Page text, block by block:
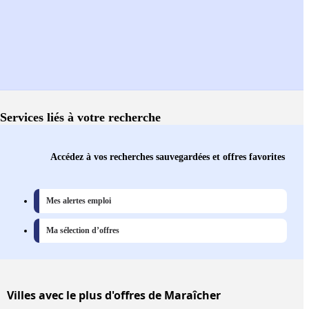
Services liés à votre recherche
Accédez à vos recherches sauvegardées et offres favorites
Mes alertes emploi
Ma sélection d’offres
Villesavec le plus d'offres de Maraîcher